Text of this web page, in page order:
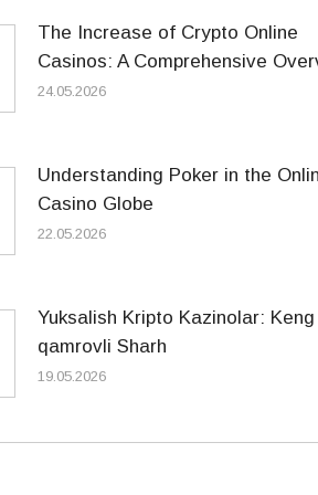
The Increase of Crypto Online
Casinos: A Comprehensive
24.05.2026
Understanding Poker in the
Casino Globe
22.05.2026
Yuksalish Kripto Kazinolar: Keng
qamrovli Sharh
19.05.2026